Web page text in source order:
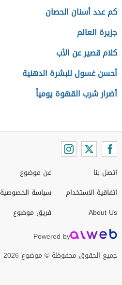
كم عدد أسنان الحصان
جزيرة العالم
كلام قصير عن الأب
أحسن غسول للبشرة الدهنية
أضرار شرب القهوة يومياً
اتصل بنا
اتفاقية الاستخدام
About Us
عن موضوع
سياسة الخصوصية
فريق موضوع
Powered by
جميع الحقوق محفوظة © موضوع 2026